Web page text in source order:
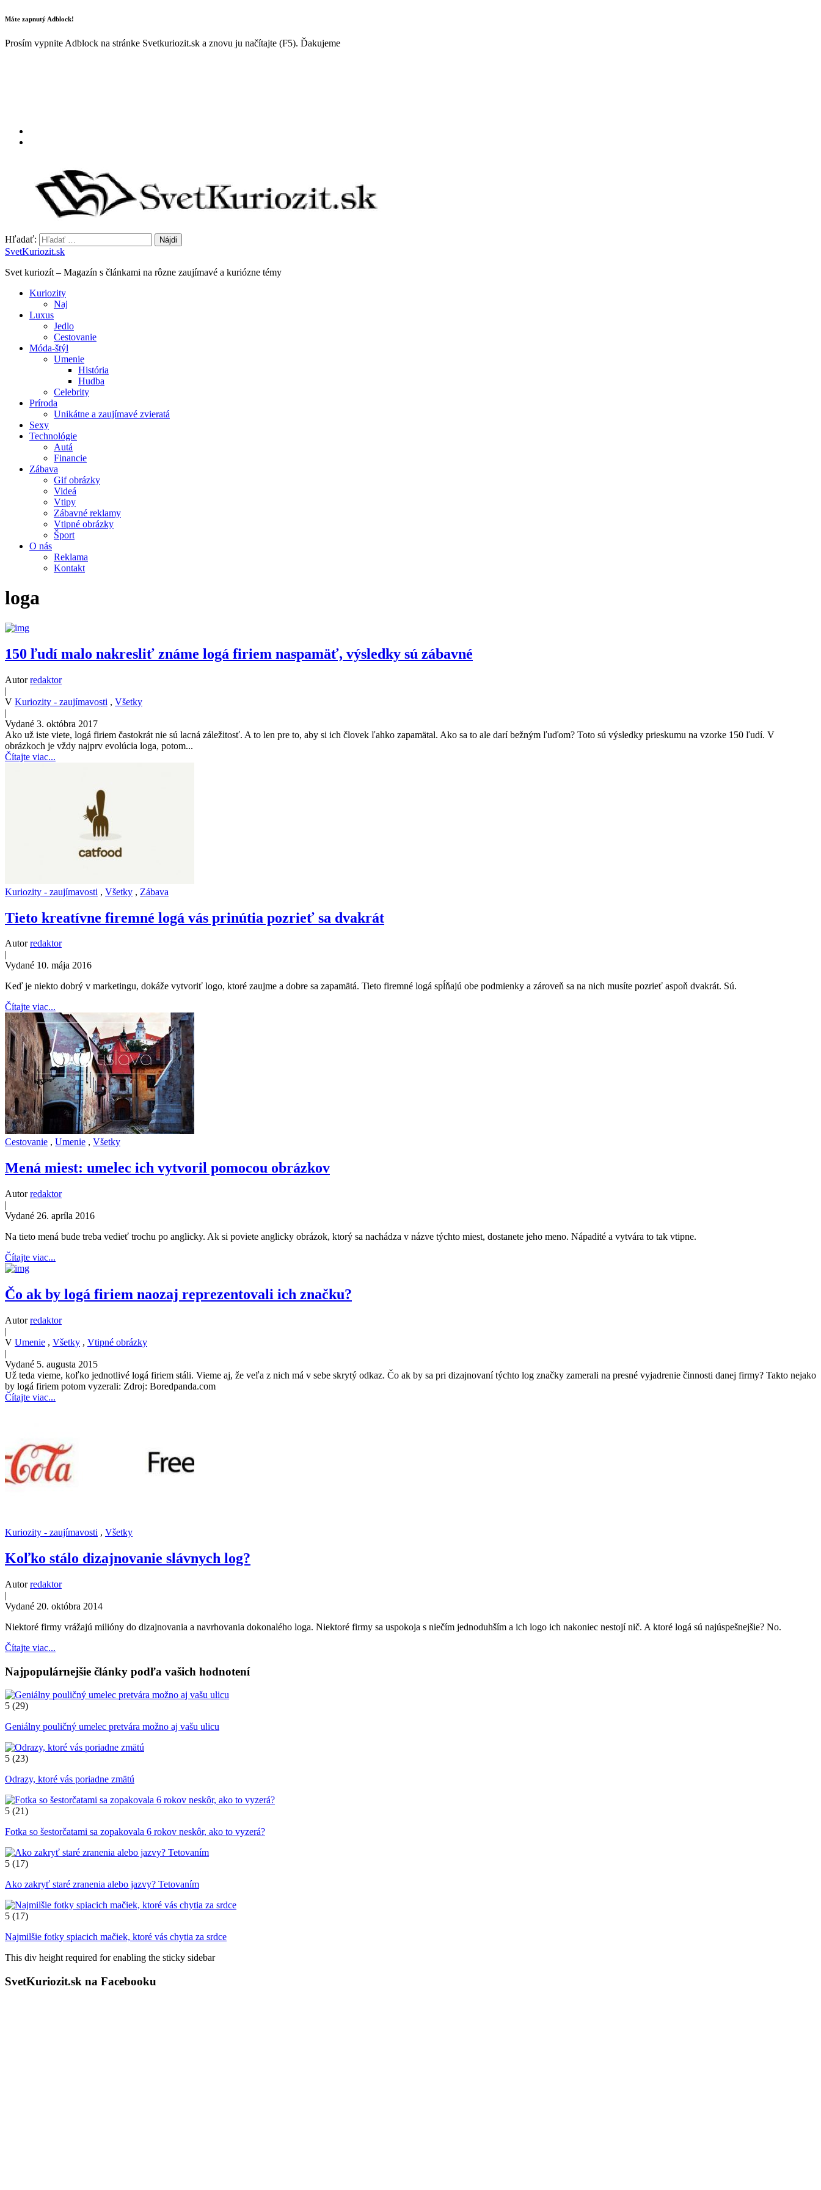
Máte zapnutý Adblock!
Prosím vypnite Adblock na stránke Svetkuriozit.sk a znovu ju načítajte (F5). Ďakujeme
Hľadať:
SvetKuriozit.sk
Svet kuriozít – Magazín s článkami na rôzne zaujímavé a kuriózne témy
Kuriozity
Naj
Luxus
Jedlo
Cestovanie
Móda-štýl
Umenie
História
Hudba
Celebrity
Príroda
Unikátne a zaujímavé zvieratá
Sexy
Technológie
Autá
Financie
Zábava
Gif obrázky
Videá
Vtipy
Zábavné reklamy
Vtipné obrázky
Šport
O nás
Reklama
Kontakt
loga
150 ľudí malo nakresliť známe logá firiem naspamäť, výsledky sú zábavné
Autorredaktor
|
V Kuriozity - zaujímavosti , Všetky
|
Vydané 3. októbra 2017
Ako už iste viete, logá firiem častokrát nie sú lacná záležitosť. A to len pre to, aby si ich človek ľahko zapamätal. Ako sa to ale darí bežným ľuďom? Toto sú výsledky prieskumu na vzorke 150 ľudí. V
obrázkoch je vždy najprv evolúcia loga, potom...
Čítajte viac...
Kuriozity - zaujímavosti , Všetky , Zábava
Tieto kreatívne firemné logá vás prinútia pozrieť sa dvakrát
Autorredaktor
|
Vydané 10. mája 2016
Keď je niekto dobrý v marketingu, dokáže vytvoriť logo, ktoré zaujme a dobre sa zapamätá. Tieto firemné logá spĺňajú obe podmienky a zároveň sa na nich musíte pozrieť aspoň dvakrát. Sú.
Čítajte viac...
Cestovanie , Umenie , Všetky
Mená miest: umelec ich vytvoril pomocou obrázkov
Autorredaktor
|
Vydané 26. apríla 2016
Na tieto mená bude treba vedieť trochu po anglicky. Ak si poviete anglicky obrázok, ktorý sa nachádza v názve týchto miest, dostanete jeho meno. Nápadité a vytvára to tak vtipne.
Čítajte viac...
Čo ak by logá firiem naozaj reprezentovali ich značku?
Autorredaktor
|
V Umenie , Všetky , Vtipné obrázky
|
Vydané 5. augusta 2015
Už teda vieme, koľko jednotlivé logá firiem stáli. Vieme aj, že veľa z nich má v sebe skrytý odkaz. Čo ak by sa pri dizajnovaní týchto log značky zamerali na presné vyjadrenie činnosti danej firmy? Takto nejako
by logá firiem potom vyzerali: Zdroj: Boredpanda.com
Čítajte viac...
Kuriozity - zaujímavosti , Všetky
Koľko stálo dizajnovanie slávnych log?
Autorredaktor
|
Vydané 20. októbra 2014
Niektoré firmy vrážajú milióny do dizajnovania a navrhovania dokonalého loga. Niektoré firmy sa uspokoja s niečím jednoduhším a ich logo ich nakoniec nestojí nič. A ktoré logá sú najúspešnejšie? No.
Čítajte viac...
Najpopulárnejšie články podľa vašich hodnotení
5 (29)
Geniálny pouličný umelec pretvára možno aj vašu ulicu
5 (23)
Odrazy, ktoré vás poriadne zmätú
5 (21)
Fotka so šestorčatami sa zopakovala 6 rokov neskôr, ako to vyzerá?
5 (17)
Ako zakryť staré zranenia alebo jazvy? Tetovaním
5 (17)
Najmilšie fotky spiacich mačiek, ktoré vás chytia za srdce
This div height required for enabling the sticky sidebar
SvetKuriozit.sk na Facebooku